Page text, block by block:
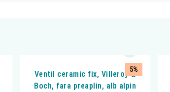
5%
Ventil ceramic fix, Villeroy &
Boch, fara preaplin, alb alpin